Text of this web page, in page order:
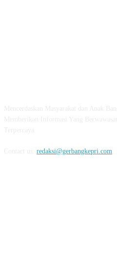
redaksi@gerbangkepri.com